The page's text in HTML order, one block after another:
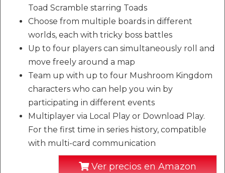
Toad Scramble starring Toads
Choose from multiple boards in different
worlds, each with tricky boss battles
Up to four players can simultaneously roll and
move freely around a map
Team up with up to four Mushroom Kingdom
characters who can help you win by
participating in different events
Multiplayer via Local Play or Download Play.
For the first time in series history, compatible
with multi-card communication
Ver precios en Amazon